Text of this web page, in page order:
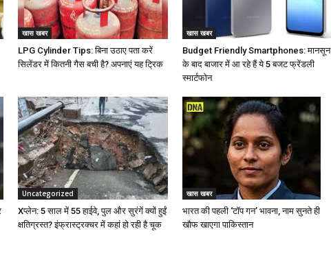
खास खबर
LPG Cylinder Tips: बिना उठाए पता करें
सिलेंडर में कितनी गैस बची है? अपनाएं यह ट्रिक
खास खबर
Budget Friendly Smartphones: मानसून
के बाद बाजार में आ रहे हैं ये 5 बजट फ्रेंडली
स्मार्टफोन
Uncategorized
Xप्लेन: 5 साल में 55 हाईवे, पुल और सुरंगें क्यों हुईं
क्षतिग्रस्त? इंफ्रास्ट्रक्चर में कहां हो रही है चूक
खास खबर
भारत की पहली ‘टॉप गन’ भावना, नाम सुनते ही
खौफ खाएगा पाकिस्तान